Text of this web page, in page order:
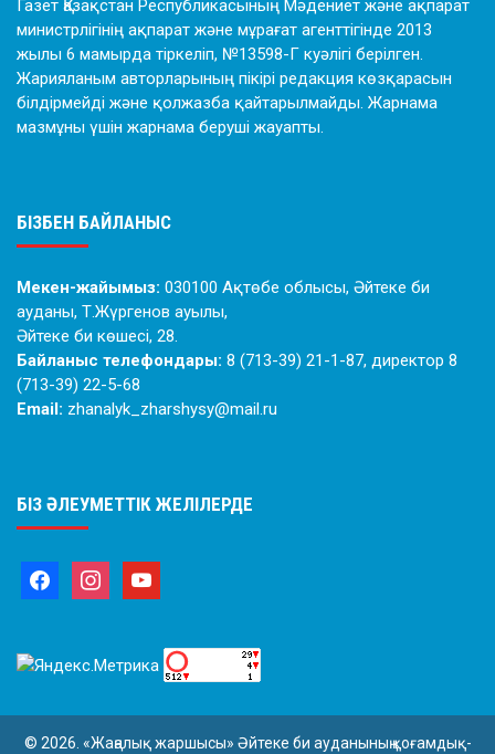
Газет Қазақстан Республикасының Мәдениет және ақпарат
министрлігінің ақпарат және мұрағат агенттігінде 2013
жылы 6 мамырда тіркеліп, №13598-Г куәлігі берілген.
Жарияланым авторларының пікірі редакция көзқарасын
білдірмейді және қолжазба қайтарылмайды. Жарнама
мазмұны үшін жарнама беруші жауапты.
БІЗБЕН БАЙЛАНЫС
Мекен-жайымыз: 030100 Ақтөбе облысы, Әйтеке би
ауданы, Т.Жүргенов ауылы,
Әйтеке би көшесі, 28.
Байланыс телефондары: 8 (713-39) 21-1-87, директор 8
(713-39) 22-5-68
Email: zhanalyk_zharshysy@mail.ru
БІЗ ӘЛЕУМЕТТІК ЖЕЛІЛЕРДЕ
© 2026. «Жаңалық жаршысы» Әйтеке би ауданының қоғамдық-